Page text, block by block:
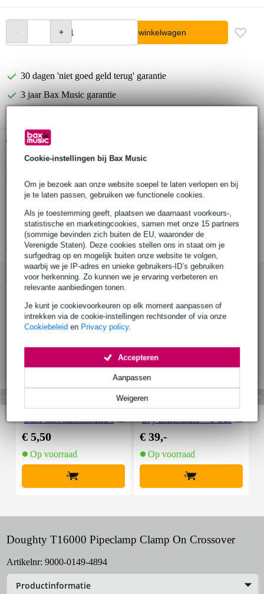
Cookie-instellingen bij Bax Music
Om je bezoek aan onze website soepel te laten verlopen en bij
je te laten passen, gebruiken we functionele cookies.
Als je toestemming geeft, plaatsen we daarnaast voorkeurs-,
statistische en marketingcookies, samen met onze 15 partners
(sommige bevinden zich buiten de EU, waaronder de
Verenigde Staten). Deze cookies stellen ons in staat om je
surfgedrag op en mogelijk buiten onze website te volgen,
waarbij we je IP-adres en unieke gebruikers-ID’s gebruiken
voor herkenning. Zo kunnen we je ervaring verbeteren en
relevante aanbiedingen tonen.
Je kunt je cookievoorkeuren op elk moment aanpassen of
intrekken via de cookie-instellingen rechtsonder of via onze
Cookiebeleid en Privacy policy.
Weigeren
Aanpassen
Accepteren
In winkelwagen
30 dagen 'niet goed geld terug' garantie
3 jaar Bax Music garantie
Gratis ophalen in de winkel
Productinformatie
aantal stuks: 1
producttype: pipeclamp clamp on crossover
toepassing: offset add-on tee voor bestaande frames
Bekijk alle productspecificaties
Accessoires (9)
Innox Snap 27 kabelbi
nder met klittenband s
mal zwart (10 stuks)
€ 5,50
Op voorraad
+
Innox IVA 01 LS Kit he
avy lichtstatief + T-bar
€ 39,-
Op voorraad
+
Doughty T16000 Pipeclamp Clamp On Crossover
Artikelnr: 9000-0149-4894
Productinformatie